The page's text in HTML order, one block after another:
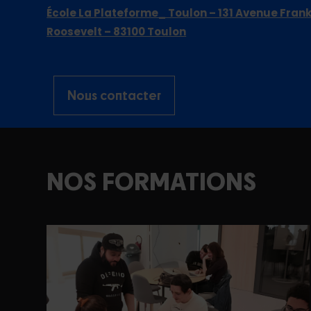
École La Plateforme_ Toulon – 131 Avenue
Roosevelt – 83100 Toulon
Nous contacter
NOS FORMATIONS